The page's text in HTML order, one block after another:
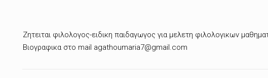
Ζητειται φιλολογος-ειδικη παιδαγωγος για μελετη φιλολογικων
Βιογραφικα στο mail agathoumaria7@gmail.com